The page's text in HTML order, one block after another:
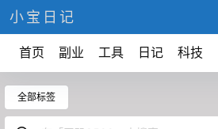
小宝日记
首页 副业 工具 日记 科技
全部标签